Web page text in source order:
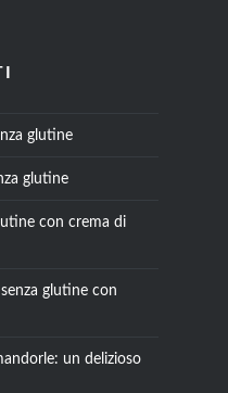
glutine
glutine
con crema di
glutine con
un delizioso